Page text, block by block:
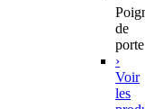
de
porte
›
Voir
les